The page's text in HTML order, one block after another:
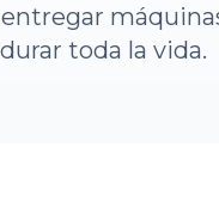
toda la vida.